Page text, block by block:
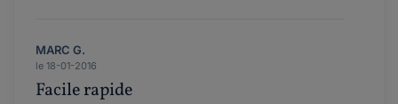
MARC G.
le 18-01-2016
Facile rapide